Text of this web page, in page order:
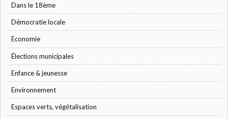
Dans le 18ème
Démocratie locale
Economie
Élections municipales
Enfance & jeunesse
Environnement
Espaces verts, végétalisation